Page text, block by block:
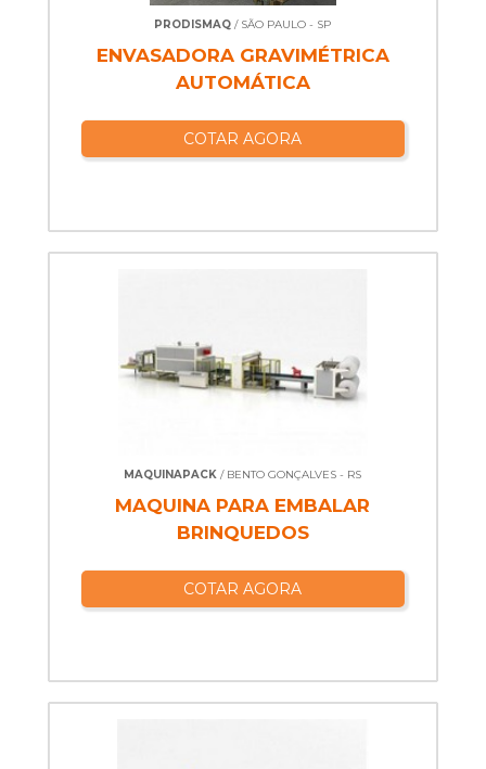
PRODISMAQ / SÃO PAULO - SP
ENVASADORA GRAVIMÉTRICA
AUTOMÁTICA
COTAR AGORA
MAQUINAPACK / BENTO GONÇALVES - RS
MAQUINA PARA EMBALAR
BRINQUEDOS
COTAR AGORA